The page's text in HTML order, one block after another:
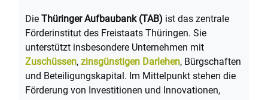
DieThüringer Aufbaubank (TAB) ist das zentrale
Förderinstitut des Freistaats Thüringen. Sie
unterstützt insbesondere Unternehmen mit
Zuschüssen,zinsgünstigen Darlehen, Bürgschaften
und Beteiligungskapital. Im Mittelpunkt stehen die
Förderung von Investitionen und Innovationen,